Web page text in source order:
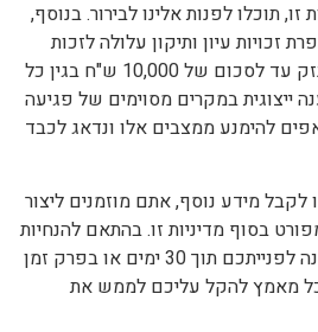
תוכלו לפנות אלינו לבירור. בנוסף,
13 לחוק, הפרת זכויות עיון ותיקון עלולה לזכות
אתכם בפיצוי ללא הוכחת נזק עד לסכום של 10,000 ש"ח בגין כל
ייצוגית במקרים מסוימים של פגיעה
להימנע ממצבים אלו ונדאג לכבד
לקבל מידע נוסף, אתם מוזמנים ליצור
בסוף מדיניות זו. בהתאם להנחיות
הרגולטוריות, אנו נספק מענה לפנייתכם תוך 30 ימים או בפרק זמן
מאמץ להקל עליכם לממש את